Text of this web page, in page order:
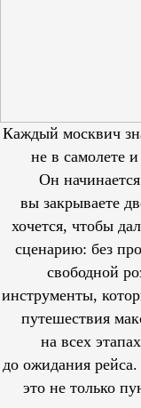
Каждый москвич
не в самолете
Он
вы закрываете
хочется, чтобы
сценарию: без
свободной
инструменты,
путешествия
на всех
до ожидания
это не только